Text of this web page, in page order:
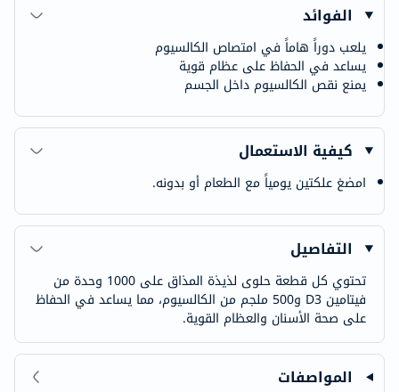
الفوائد
يلعب دوراً هاماً في امتصاص الكالسيوم
يساعد في الحفاظ على عظام قوية
يمنع نقص الكالسيوم داخل الجسم
كيفية الاستعمال
امضغ علكتين يومياً مع الطعام أو بدونه.
التفاصيل
تحتوي كل قطعة حلوى لذيذة المذاق على 1000 وحدة من
فيتامين D3 و500 ملجم من الكالسيوم، مما يساعد في الحفاظ
على صحة الأسنان والعظام القوية.
المواصفات